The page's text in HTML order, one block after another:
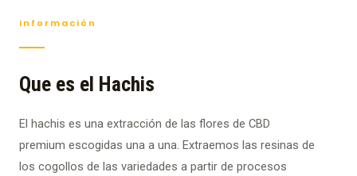
Información
Que es el Hachis
El hachis es una extracción de las flores de CBD
premium escogidas una a una. Extraemos las resinas de
los cogollos de las variedades a partir de procesos